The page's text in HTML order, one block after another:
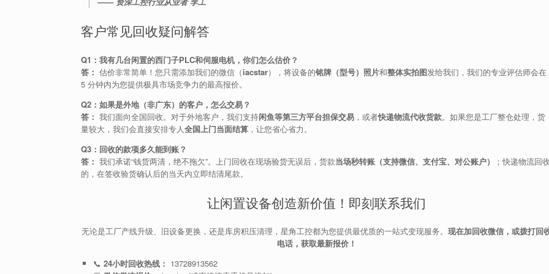
客户常见回收疑问解答
Q1：我有几台闲置的西门子PLC和伺服电机，你们怎么估价？
答： 估价非常简单！您只需添加我们的微信（iacstar），将设备的铭牌（型号）照片和整体实拍图发给我们，我们的专业评估师会在
5 分钟内为您提供极具市场竞争力的最高报价。
Q2：如果是外地（非广东）的客户，怎么交易？
答： 我们面向全国回收。对于外地客户，我们支持闲鱼等第三方平台担保交易 ，或者快递物流代收货款。如果您是工厂整仓处理，货
量较大，我们会直接安排专人全国上门当面结算 ，让您省心省力。
Q3：回收的款项多久能到账？
答： 我们承诺“钱货两清，绝不拖欠”。上门回收在现场验货无误后，货款当场秒转账（支持微信、支付宝、对公账户）
；快递物流回
的，在签收验货确认后的当天内立即结清尾款。
让闲置设备创造新价值！即刻联系我们
无论是工厂产线升级、旧设备更换，还是库房积压清理，星角工控都为您提供最优质的一站式变现服务。现在加回收微信，或拨打回
电话，获取最新报价！
📞 24小时回收热线： 13728913562